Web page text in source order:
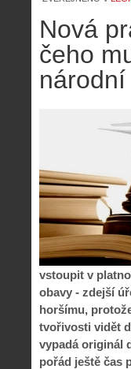
Nová
čeho
vstoupit v
obavy - zdejší
horšímu,
tvořivosti vidět
vypadá originál
pořád ještě čas